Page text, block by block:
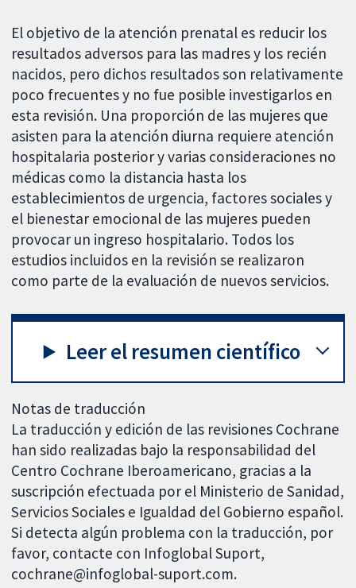
El objetivo de la atención prenatal es reducir los
resultados adversos para las madres y los recién
nacidos, pero dichos resultados son relativamente
poco frecuentes y no fue posible investigarlos en
esta revisión. Una proporción de las mujeres que
asisten para la atención diurna requiere atención
hospitalaria posterior y varias consideraciones no
médicas como la distancia hasta los
establecimientos de urgencia, factores sociales y
el bienestar emocional de las mujeres pueden
provocar un ingreso hospitalario. Todos los
estudios incluidos en la revisión se realizaron
como parte de la evaluación de nuevos servicios.
Leer el resumen científico
Notas de traducción
La traducción y edición de las revisiones Cochrane
han sido realizadas bajo la responsabilidad del
Centro Cochrane Iberoamericano, gracias a la
suscripción efectuada por el Ministerio de Sanidad,
Servicios Sociales e Igualdad del Gobierno español.
Si detecta algún problema con la traducción, por
favor, contacte con Infoglobal Suport,
cochrane@infoglobal-suport.com.